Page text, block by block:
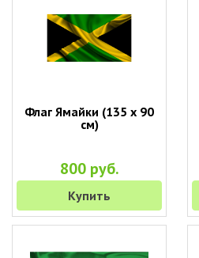
Флаг Ямайки (135 х 90
см)
800 руб.
Купить